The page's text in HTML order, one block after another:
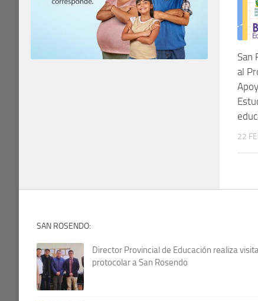
San
al
22
SAN ROSENDO:
Director Provincial de Educación realiza
protocolar a San Rosendo